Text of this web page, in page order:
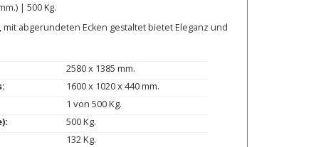
| 500 Kg.
mit abgerundeten Ecken gestaltet bietet Eleganz und
2580 x 1385 mm.
1600 x 1020 x 440 mm.
1 von 500 Kg.
500 Kg.
132 Kg.